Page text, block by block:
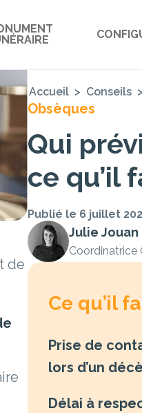
de
Accueil > Conseils >
Obsèques
Qui
ce qu’il
Publié le 6 juillet
Ce qu’il
Prise de
lors d’un
Délai à
Julie Jouan
Coordinatrice